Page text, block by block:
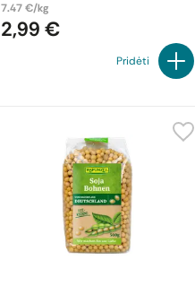
7.47 €/kg
2,99 €
Pridėti